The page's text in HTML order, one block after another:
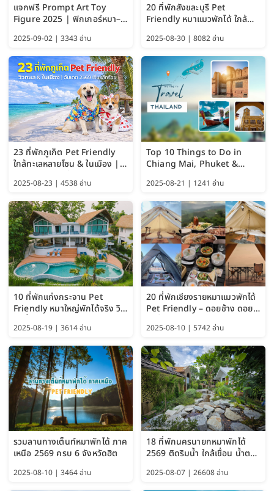
แจกฟรี Prompt Art Toy
Figure 2025 | ฟิกเกอร์หมา–
ChatGPT และ Gemini
2025-09-02 | 3343 อ่าน
20 ที่พักสังขละบุรี Pet
Friendly หมาแมวพักได้ ใกล้
2025-08-30 | 8082 อ่าน
23 ที่พักภูเก็ต Pet Friendly
ใกล้ทะเลหลายโซน & ในเมือง |
2025-08-23 | 4538 อ่าน
Top 10 Things to Do in
Chiang Mai, Phuket &
Guide 2025)
2025-08-21 | 1241 อ่าน
10 ที่พักแก่งกระจาน Pet
Friendly หมาใหญ่พักได้จริง วิว
2025-08-19 | 3614 อ่าน
20 ที่พักเชียงรายหมาแมวพักได้
Pet Friendly – ดอยช้าง ดอย
2025-08-10 | 5742 อ่าน
รวมลานกางเต็นท์หมาพักได้ ภาค
เหนือ 2569 ครบ 6 จังหวัดฮิต
2025-08-10 | 3464 อ่าน
18 ที่พักนครนายกหมาพักได้
2569 ติดริมน้ำ ใกล้เขื่อน น้ำตก
ได้
2025-08-07 | 26608 อ่าน